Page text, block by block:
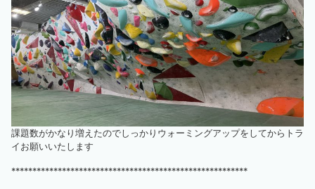
課題数がかなり増えたのでしっかりウォーミングアップをしてからトラ
イお願いいたします
********************************************************